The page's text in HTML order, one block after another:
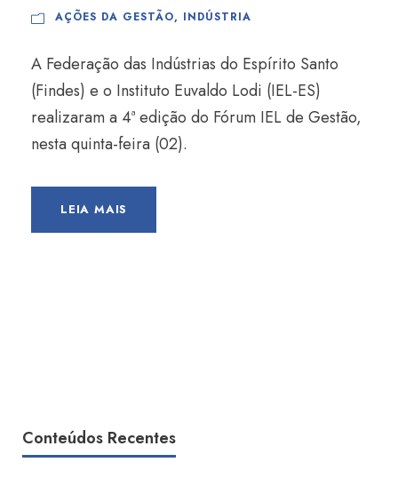
AÇÕES DA GESTÃO, INDÚSTRIA
A Federação das Indústrias do Espírito Santo
(Findes) e o Instituto Euvaldo Lodi (IEL-ES)
realizaram a 4ª edição do Fórum IEL de Gestão,
nesta quinta-feira (02).
LEIA MAIS
Conteúdos Recentes